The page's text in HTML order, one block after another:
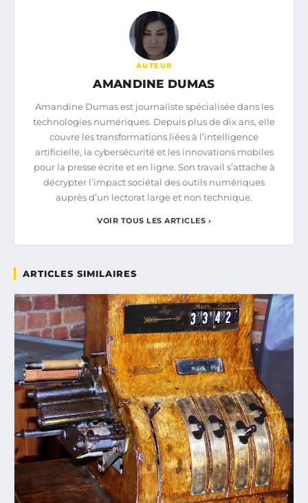
AUTEUR
AMANDINE DUMAS
Amandine Dumas est journaliste spécialisée dans les
technologies numériques. Depuis plus de dix ans, elle
couvre les transformations liées à l’intelligence
artificielle, la cybersécurité et les innovations mobiles
pour la presse écrite et en ligne. Son travail s’attache à
décrypter l’impact sociétal des outils numériques
auprès d’un lectorat large et non technique.
VOIR TOUS LES ARTICLES ›
ARTICLES SIMILAIRES